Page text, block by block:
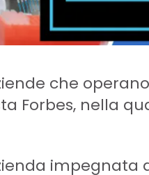
che
Forbes, nella